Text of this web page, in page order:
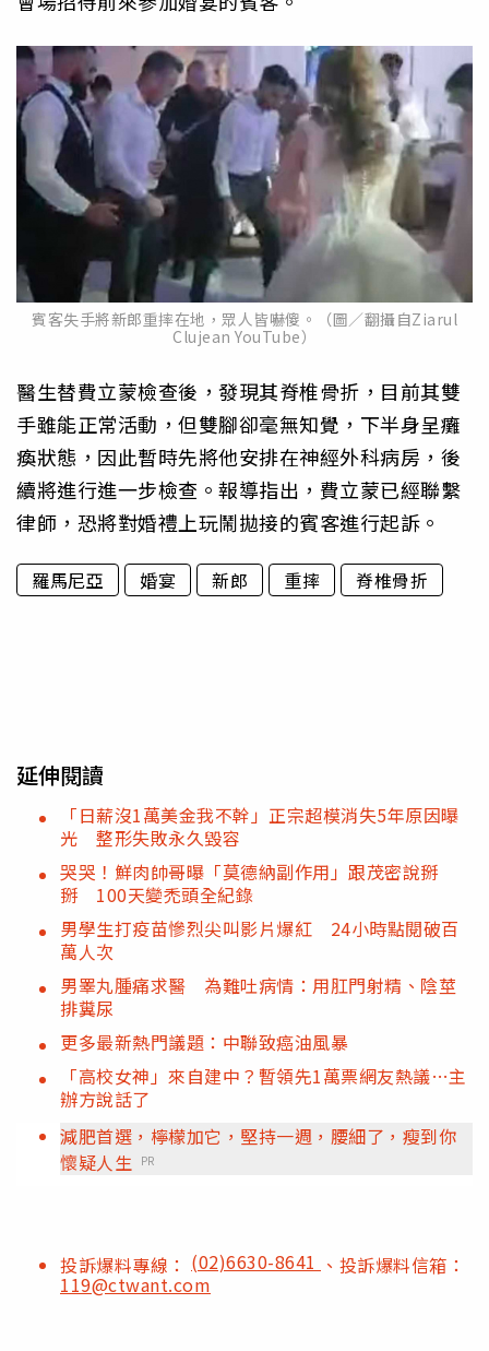
賓客失手將新郎重摔在地，眾人皆嚇傻。（圖／翻攝自Ziarul
Clujean YouTube）
醫生替費立蒙檢查後，發現其脊椎骨折，目前其雙
手雖能正常活動，但雙腳卻毫無知覺，下半身呈癱
瘓狀態，因此暫時先將他安排在神經外科病房，後
續將進行進一步檢查。報導指出，費立蒙已經聯繫
律師，恐將對婚禮上玩鬧拋接的賓客進行起訴。
羅馬尼亞 婚宴 新郎 重摔 脊椎骨折
延伸閱讀
「日薪沒1萬美金我不幹」正宗超模消失5年原因曝
光 整形失敗永久毀容
哭哭！鮮肉帥哥曝「莫德納副作用」跟茂密說掰
掰 100天變禿頭全紀錄
男學生打疫苗慘烈尖叫影片爆紅 24小時點閱破百
萬人次
男睪丸腫痛求醫 為難吐病情：用肛門射精、陰莖
排糞尿
更多最新熱門議題：中聯致癌油風暴
「高校女神」來自建中？暫領先1萬票網友熱議…主
辦方說話了
減肥首選，檸檬加它，堅持一週，腰細了，瘦到你
懷疑人生
PR
投訴爆料專線： (02)6630-8641 、投訴爆料信箱：
119@ctwant.com